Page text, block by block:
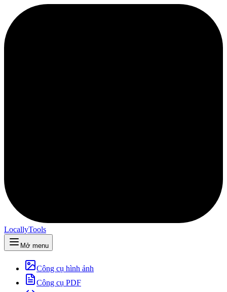
LocallyTools
Mở menu
Công cụ hình ảnh
Công cụ PDF